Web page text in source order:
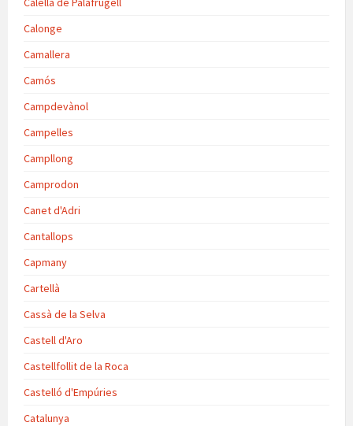
Calonge
Camallera
Camós
Campdevànol
Campelles
Campllong
Camprodon
Canet d'Adri
Cantallops
Capmany
Cartellà
Cassà de la Selva
Castell d'Aro
Castellfollit de la Roca
Castelló d'Empúries
Catalunya